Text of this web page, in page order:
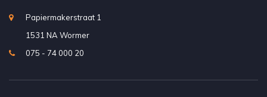
Papiermakerstraat 1
1531 NA Wormer
075 - 74 000 20